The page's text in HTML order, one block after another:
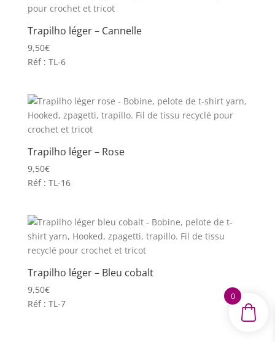
Trapilho léger – Cannelle
9,50€
Réf : TL-6
Trapilho léger – Rose
9,50€
Réf : TL-16
Trapilho léger – Bleu cobalt
9,50€
Réf : TL-7
0